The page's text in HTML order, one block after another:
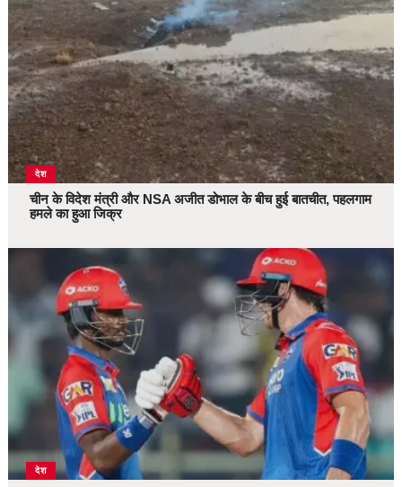
देश
चीन के विदेश मंत्री और NSA अजीत डोभाल के बीच हुई बातचीत, पहलगाम
हमले का हुआ जिक्र
देश